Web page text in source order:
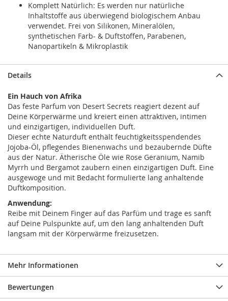
Komplett Natürlich: Es werden nur natürliche
Inhaltstoffe aus überwiegend biologischem Anbau
verwendet. Frei von Silikonen, Mineralölen,
synthetischen Farb- & Duftstoffen, Parabenen,
Nanopartikeln & Mikroplastik
Details
Ein Hauch von Afrika
Das feste Parfum von Desert Secrets reagiert dezent auf
Deine Körperwärme und kreiert einen attraktiven, intimen
und einzigartigen, individuellen Duft.
Dieser echte Naturduft enthält feuchtigkeitsspendendes
Jojoba-Öl, pflegendes Bienenwachs und bezaubernde Düfte
aus der Natur. Ätherische Öle wie Rose Geranium, Namib
Myrrh und Bergamot zaubern einen einzigartigen Duft. Eine
ausgewoge und mit Bedacht formulierte lang anhaltende
Duftkomposition.
Anwendung:
Reibe mit Deinem Finger auf das Parfüm und trage es sanft
auf Deine Pulspunkte auf, um den lang anhaltenden Duft
langsam mit der Körperwärme freizusetzen.
Mehr Informationen
Bewertungen